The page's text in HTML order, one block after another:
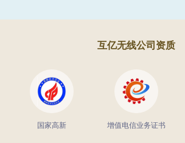
互亿无线公司资质
国家高新 增值电信业务证书